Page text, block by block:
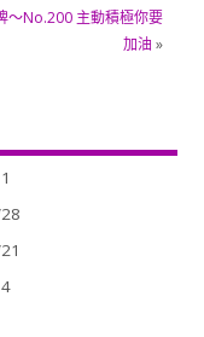
～No.200 主動積極你要
加油 »